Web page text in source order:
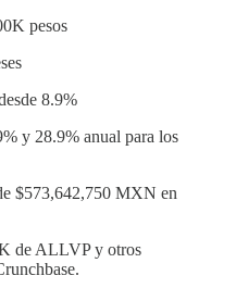
pesos
8.9%
y 28.9% anual para los
$573,642,750 MXN en
de ALLVP y otros